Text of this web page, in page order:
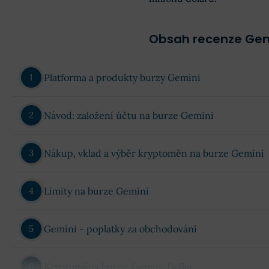
Obsah recenze
Platforma a produkty burzy Gemini
Návod: založení účtu na burze Gemini
Nákup, vklad a výběr kryptoměn na burze Gemini
Limity na burze Gemini
Gemini - poplatky za obchodování